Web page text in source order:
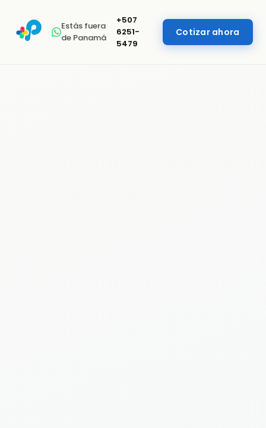
Estás fuera
de Panamá
+507
6251-
5479
Cotizar ahora